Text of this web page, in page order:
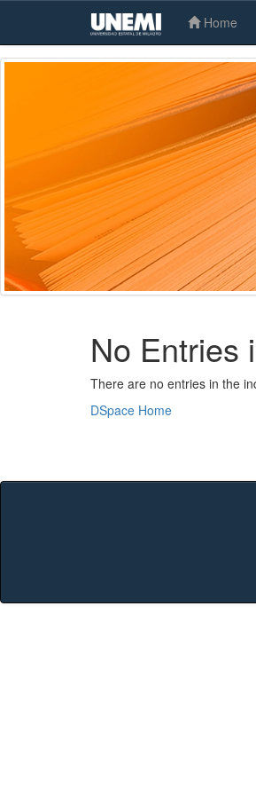
Skip
Home
No Entries
There are no entries in the
DSpace Home